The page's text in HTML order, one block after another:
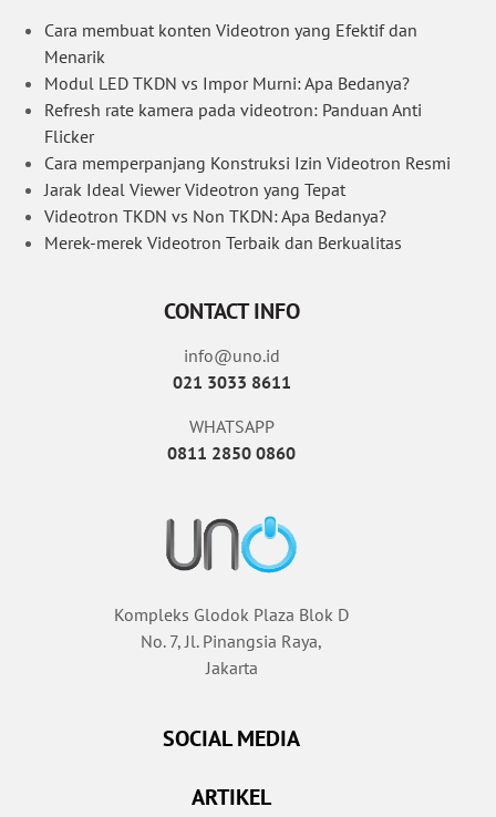
Cara membuat konten Videotron yang Efektif dan
Menarik
Modul LED TKDN vs Impor Murni: Apa Bedanya?
Refresh rate kamera pada videotron: Panduan Anti
Flicker
Cara memperpanjang Konstruksi Izin Videotron Resmi
Jarak Ideal Viewer Videotron yang Tepat
Videotron TKDN vs Non TKDN: Apa Bedanya?
Merek-merek Videotron Terbaik dan Berkualitas
CONTACT INFO
info@uno.id
021 3033 8611
WHATSAPP
0811 2850 0860
Kompleks Glodok Plaza Blok D
No. 7, Jl. Pinangsia Raya,
Jakarta
SOCIAL MEDIA
ARTIKEL